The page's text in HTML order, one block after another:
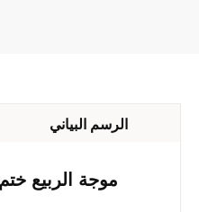
الرسم البياني